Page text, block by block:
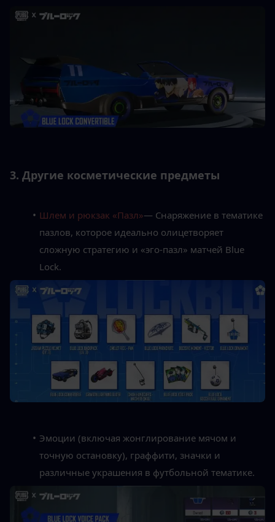
3. Другие косметические предметы
Шлем и рюкзак «Пазл»— Снаряжение в тематике
пазлов, которое идеально олицетворяет
сложную стратегию и «эго-пазл» матчей Blue
Lock.
Эмоции (включая жонглирование мячом и
точную остановку), граффити, значки и
различные украшения в футбольной тематике.